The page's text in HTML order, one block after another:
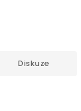
Diskuze